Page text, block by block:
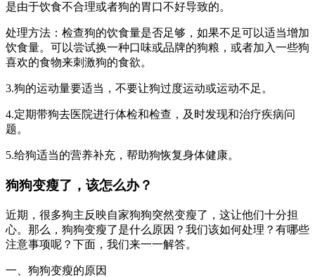
是由于饮食不合理或者狗的胃口不好导致的。
处理方法：检查狗的饮食量是否足够，如果不足可以适当增加
饮食量。可以尝试换一种口味或品牌的狗粮，或者加入一些狗
喜欢的食物来刺激狗的食欲。
3.狗的运动量要适当，不要让狗过度运动或运动不足。
4.定期带狗去医院进行体检和检查，及时发现和治疗疾病问
题。
5.给狗适当的营养补充，帮助狗恢复身体健康。
狗狗变瘦了，该怎么办？
近期，很多狗主反映自家狗狗突然变瘦了，这让他们十分担
心。那么，狗狗变瘦了是什么原因？我们该如何处理？有哪些
注意事项呢？下面，我们来一一解答。
一、狗狗变瘦的原因